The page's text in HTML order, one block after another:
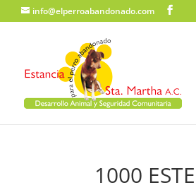
info@elperroabandonado.com
1000